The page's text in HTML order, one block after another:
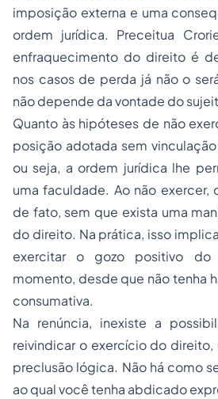
imposição externa e uma
ordem jurídica. Preceitua
enfraquecimento do direito é
nos casos de perda já não o
não depende da vontade do
Quanto às hipóteses de não
posição adotada sem
ou seja, a ordem jurídica lhe
uma faculdade. Ao não exercer,
de fato, sem que exista uma
do direito. Na prática, isso
exercitar o gozo positivo do
momento, desde que não tenha
consumativa.
Na renúncia, inexiste a
reivindicar o exercício do direito,
preclusão lógica. Não há como
ao qual você tenha abdicado